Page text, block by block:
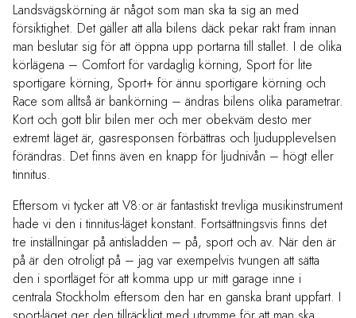
Landsvägskörning är något som man ska ta sig an med
försiktighet. Det gäller att alla bilens däck pekar rakt fram innan
man beslutar sig för att öppna upp portarna till stallet. I de olika
körlägena – Comfort för vardaglig körning, Sport för lite
sportigare körning, Sport+ för ännu sportigare körning och
Race som alltså är bankörning – ändras bilens olika parametrar.
Kort och gott blir bilen mer och mer obekväm desto mer
extremt läget är, gasresponsen förbättras och ljudupplevelsen
förändras. Det finns även en knapp för ljudnivån – högt eller
tinnitus.
Eftersom vi tycker att V8:or är fantastiskt trevliga musikinstrument
hade vi den i tinnitus-läget konstant. Fortsättningsvis finns det
tre inställningar på antisladden – på, sport och av. När den är
på är den otroligt på – jag var exempelvis tvungen att sätta
den i sportläget för att komma upp ur mitt garage inne i
centrala Stockholm eftersom den har en ganska brant uppfart. I